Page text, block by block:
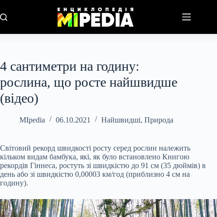
до
вмісту
4 сантиметри на годину:
рослина, що росте найшвидше
(відео)
MIpedia 06.10.2021 Найшвидші, Природа
Світовий рекорд швидкості росту серед рослин належить
кільком видам бамбука, які, як було встановлено Книгою
рекордів Гіннеса, ростуть зі швидкістю до 91 см (35 дюймів) в
день або зі швидкістю 0,00003 км/год (приблизно 4 см на
годину).